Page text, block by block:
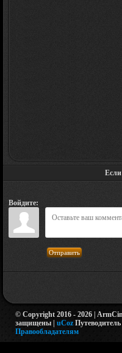
Войдите:
Отправить
© Copyright 2016 - 2026 |
защищены | uCoz
Правообладателям